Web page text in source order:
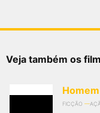
Veja também os
FICÇÃO